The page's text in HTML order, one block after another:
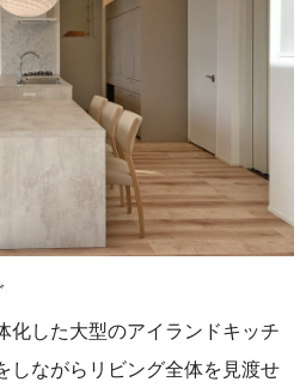
化した大型のアイランドキッチ
しながらリビング全体を見渡せ